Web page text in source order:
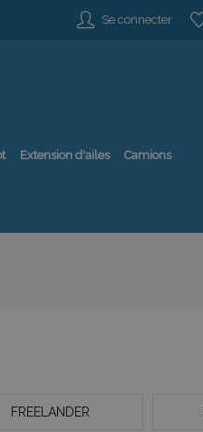
Se connecter
Extension d'ailes Camions
FREELANDER